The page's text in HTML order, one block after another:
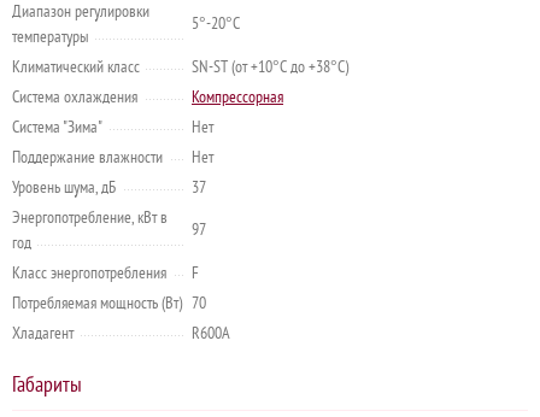
Диапазон регулировки
температуры
5°-20°C
Климатический класс
SN-ST (от +10°C до +38°C)
Система охлаждения
Компрессорная
Система "Зима"
Нет
Поддержание влажности
Нет
Уровень шума, дБ
37
Энергопотребление, кВт в
год
97
Класс энергопотребления
F
Потребляемая мощность (Вт) 70
Хладагент
R600A
Габариты